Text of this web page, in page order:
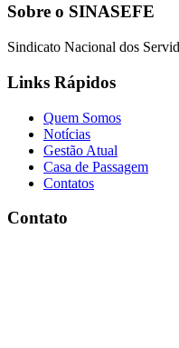
Sobre o SINASEFE
Sindicato Nacional dos
Links Rápidos
Quem Somos
Notícias
Gestão Atual
Casa de Passagem
Contatos
Contato